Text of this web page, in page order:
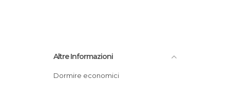
Altre Informazioni
Dormire economici